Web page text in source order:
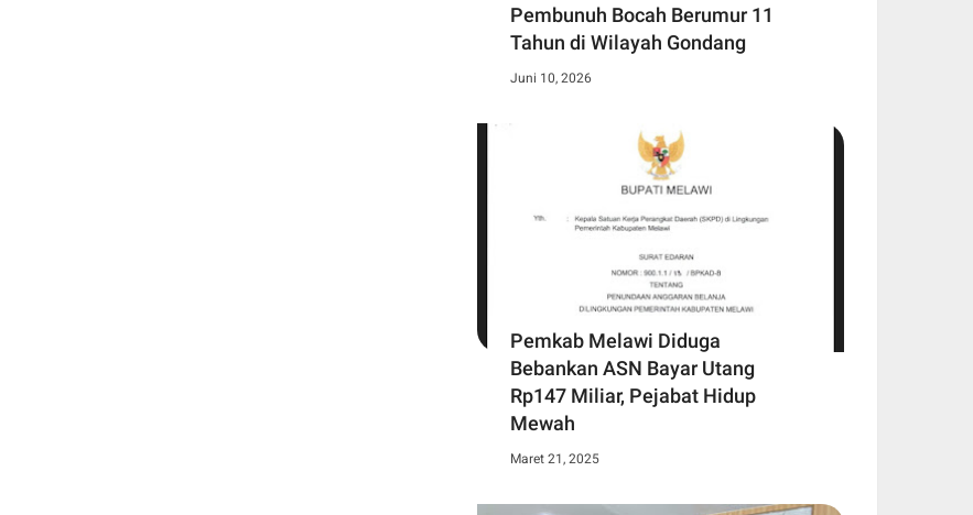
Pembunuh Bocah Berumur 11
Tahun di Wilayah Gondang
Juni 10, 2026
Pemkab Melawi Diduga
Bebankan ASN Bayar Utang
Rp147 Miliar, Pejabat Hidup
Mewah
Maret 21, 2025